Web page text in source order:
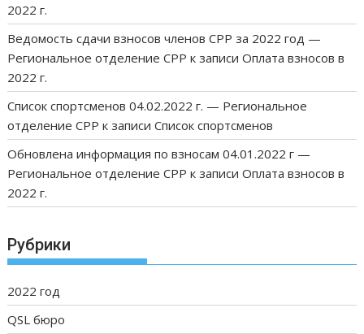
2022 г.
Ведомость сдачи взносов членов СРР за 2022 год —
Региональное отделение СРР к записиОплата взносов в
2022 г.
Список спортсменов 04.02.2022 г. — Региональное
отделение СРР к записиСписок спортсменов
Обновлена информация по взносам 04.01.2022 г —
Региональное отделение СРР к записиОплата взносов в
2022 г.
Рубрики
2022 год
QSL бюро